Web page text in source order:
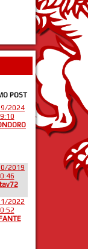
POST
2024
2019
2022